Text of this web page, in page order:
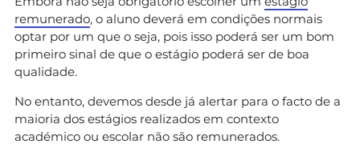
remunerado, o aluno deverá em condições normais
optar por um que o seja, pois isso poderá ser um bom
primeiro sinal de que o estágio poderá ser de boa
qualidade.
No entanto, devemos desde já alertar ​​para o facto de a
maioria dos estágios realizados em contexto
académico ou escolar não são remunerados.